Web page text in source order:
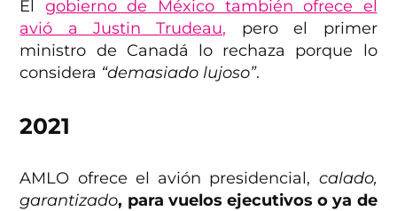
El gobierno de México también ofrece el
avió a Justin Trudeau, pero el primer
ministro de Canadá lo rechaza porque lo
considera “demasiado lujoso”.
2021
AMLO ofrece el avión presidencial, calado,
garantizado, para vuelos ejecutivos o ya de